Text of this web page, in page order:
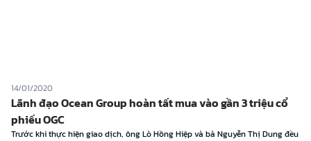
14/01/2020
Lãnh đạo Ocean Group hoàn tất mua vào gần 3 triệu cổ
phiếu OGC
Trước khi thực hiện giao dịch, ông Lò Hồng Hiệp và bà Nguyễn Thị Dung đều